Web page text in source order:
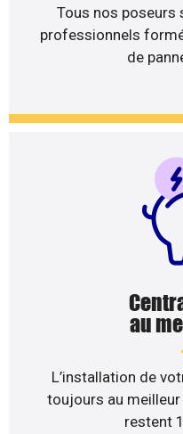
Tous nos poseurs
professionnels
de
au
L’installation de
toujours au meilleur
restent